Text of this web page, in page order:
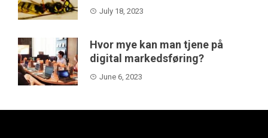
July 18, 2023
Hvor mye kan man tjene på
digital markedsføring?
June 6, 2023